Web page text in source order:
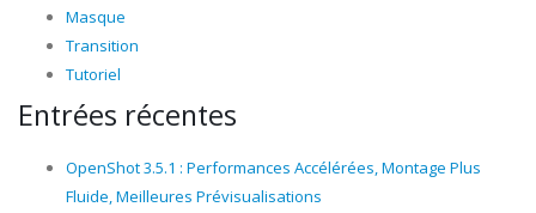
Masque
Transition
Tutoriel
Entrées récentes
OpenShot 3.5.1 : Performances Accélérées, Montage Plus
Fluide, Meilleures Prévisualisations